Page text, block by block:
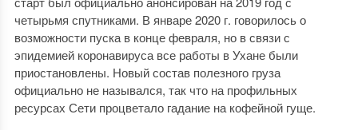
четырьмя спутниками. В январе 2020 г. говорилось о
возможности пуска в конце февраля, но в связи с
эпидемией коронавируса все работы в Ухане были
приостановлены. Новый состав полезного груза
официально не назывался, так что на профильных
ресурсах Сети процветало гадание на кофейной гуще.